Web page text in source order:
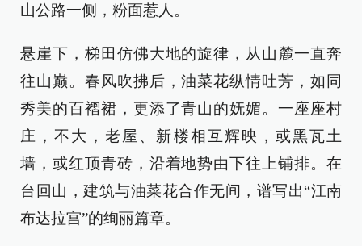
山公路一侧，粉面惹人。
悬崖下，梯田仿佛大地的旋律，从山麓一直奔
往山巅。春风吹拂后，油菜花纵情吐芳，如同
秀美的百褶裙，更添了青山的妩媚。一座座村
庄，不大，老屋、新楼相互辉映，或黑瓦土
墙，或红顶青砖，沿着地势由下往上铺排。在
台回山，建筑与油菜花合作无间，谱写出“江南
布达拉宫”的绚丽篇章。